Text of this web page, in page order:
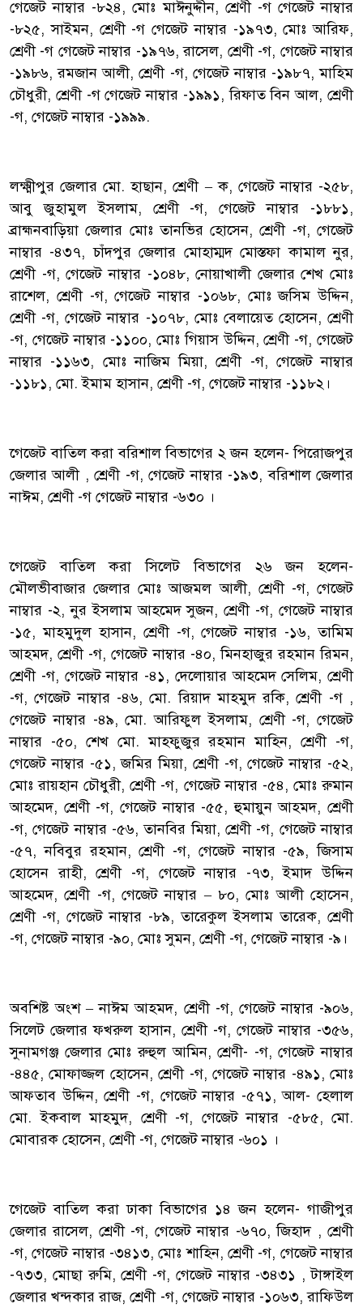
গেজেট নাম্বার -৮২৪, মোঃ মাঈনুদ্দীন, শ্রেণী -গ গেজেট নাম্বার
-৮২৫, সাইমন, শ্রেণী -গ গেজেট নাম্বার -১৯৭৩, মোঃ আরিফ,
শ্রেণী -গ গেজেট নাম্বার -১৯৭৬, রাসেল, শ্রেণী -গ, গেজেট নাম্বার
-১৯৮৬, রমজান আলী, শ্রেণী -গ, গেজেট নাম্বার -১৯৮৭, মাহিম
চৌধুরী, শ্রেণী -গ গেজেট নাম্বার -১৯৯১, রিফাত বিন আল, শ্রেণী
-গ, গেজেট নাম্বার -১৯৯৯.
‎লক্ষ্মীপুর জেলার মো. হাছান, শ্রেণী – ক, গেজেট নাম্বার -২৫৮,
আবু জুহামুল ইসলাম, শ্রেণী -গ, গেজেট নাম্বার -১৮৮১,
ব্রাহ্মনবাড়িয়া জেলার মোঃ তানভির হোসেন, শ্রেণী -গ, গেজেট
নাম্বার -৪৩৭, চাঁদপুর জেলার মোহাম্মদ মোস্তফা কামাল নুর,
শ্রেণী -গ, গেজেট নাম্বার -১০৪৮, নোয়াখালী জেলার শেখ মোঃ
রাশেল, শ্রেণী -গ, গেজেট নাম্বার -১০৬৮, মোঃ জসিম উদ্দিন,
শ্রেণী -গ, গেজেট নাম্বার -১০৭৮, মোঃ বেলায়েত হোসেন, শ্রেণী
-গ, গেজেট নাম্বার -১১০০, মোঃ গিয়াস উদ্দিন, শ্রেণী -গ, গেজেট
নাম্বার -১১৬৩, মোঃ নাজিম মিয়া, শ্রেণী -গ, গেজেট নাম্বার
-১১৮১, মো. ইমাম হাসান, শ্রেণী -গ, গেজেট নাম্বার -১১৮২।
‎গেজেট বাতিল করা বরিশাল বিভাগের ২ জন হলেন- পিরোজপুর
জেলার আলী , শ্রেণী -গ, গেজেট নাম্বার -১৯৩, বরিশাল জেলার
নাঈম, শ্রেণী -গ গেজেট নাম্বার -৬৩০ ।
‎গেজেট বাতিল করা সিলেট বিভাগের ২৬ জন হলেন-
মৌলভীবাজার জেলার মোঃ আজমল আলী, শ্রেণী -গ, গেজেট
নাম্বার -২, নুর ইসলাম আহমেদ সুজন, শ্রেণী -গ, গেজেট নাম্বার
-১৫, মাহমুদুল হাসান, শ্রেণী -গ, গেজেট নাম্বার -১৬, তামিম
আহমদ, শ্রেণী -গ, গেজেট নাম্বার -৪০, মিনহাজুর রহমান রিমন,
শ্রেণী -গ, গেজেট নাম্বার -৪১, দেলোয়ার আহমেদ সেলিম, শ্রেণী
-গ, গেজেট নাম্বার -৪৬, মো. রিয়াদ মাহমুদ রকি, শ্রেণী -গ ,
গেজেট নাম্বার -৪৯, মো. আরিফুল ইসলাম, শ্রেণী -গ, গেজেট
নাম্বার -৫০, শেখ মো. মাহফুজুর রহমান মাহিন, শ্রেণী -গ,
গেজেট নাম্বার -৫১, জমির মিয়া, শ্রেণী -গ, গেজেট নাম্বার -৫২,
মোঃ রায়হান চৌধুরী, শ্রেণী -গ, গেজেট নাম্বার -৫৪, মোঃ রুমান
আহমেদ, শ্রেণী -গ, গেজেট নাম্বার -৫৫, হুমায়ুন আহমদ, শ্রেণী
-গ, গেজেট নাম্বার -৫৬, তানবির মিয়া, শ্রেণী -গ, গেজেট নাম্বার
-৫৭, নবিবুর রহমান, শ্রেণী -গ, গেজেট নাম্বার -৫৯, জিসাম
হোসেন রাহী, শ্রেণী -গ, গেজেট নাম্বার -৭৩, ইমাদ উদ্দিন
আহমেদ, শ্রেণী -গ, গেজেট নাম্বার – ৮০, মোঃ আলী হোসেন,
শ্রেণী -গ, গেজেট নাম্বার -৮৯, তারেকুল ইসলাম তারেক, শ্রেণী
-গ, গেজেট নাম্বার -৯০, মোঃ সুমন, শ্রেণী -গ, গেজেট নাম্বার -৯।
‎অবশিষ্ট অংশ – নাঈম আহমদ, শ্রেণী -গ, গেজেট নাম্বার -৯০৬,
সিলেট জেলার ফখরুল হাসান, শ্রেণী -গ, গেজেট নাম্বার -৩৫৬,
সুনামগঞ্জ জেলার মোঃ রুহুল আমিন, শ্রেণী- -গ, গেজেট নাম্বার
-৪৪৫, মোফাজ্জল হোসেন, শ্রেণী -গ, গেজেট নাম্বার -৪৯১, মোঃ
আফতাব উদ্দিন, শ্রেণী -গ, গেজেট নাম্বার -৫৭১, আল- হেলাল
মো. ইকবাল মাহমুদ, শ্রেণী -গ, গেজেট নাম্বার -৫৮৫, মো.
মোবারক হোসেন, শ্রেণী -গ, গেজেট নাম্বার -৬০১ ।
‎গেজেট বাতিল করা ঢাকা বিভাগের ১৪ জন হলেন- গাজীপুর
জেলার রাসেল, শ্রেণী -গ, গেজেট নাম্বার -৬৭০, জিহাদ , শ্রেণী
-গ, গেজেট নাম্বার -৩৪১৩, মোঃ শাহিন, শ্রেণী -গ, গেজেট নাম্বার
-৭৩৩, মোছা রুমি, শ্রেণী -গ, গেজেট নাম্বার -৩৪৩১ , টাঙ্গাইল
জেলার খন্দকার রাজ, শ্রেণী -গ, গেজেট নাম্বার -১০৬৩, রাফিউল